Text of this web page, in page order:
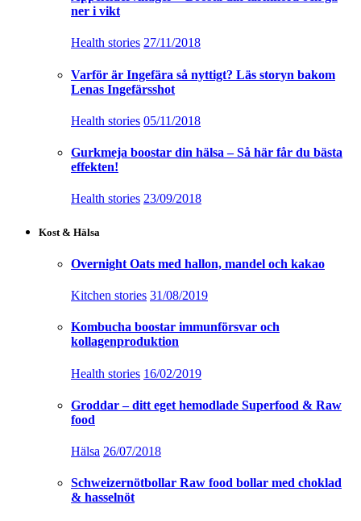
ner i vikt
Health stories 27/11/2018
Varför är Ingefära så nyttigt? Läs storyn bakom
Lenas Ingefärsshot
Health stories 05/11/2018
Gurkmeja boostar din hälsa – Så här får du bästa
effekten!
Health stories 23/09/2018
Kost & Hälsa
Overnight Oats med hallon, mandel och kakao
Kitchen stories 31/08/2019
Kombucha boostar immunförsvar och
kollagenproduktion
Health stories 16/02/2019
Groddar – ditt eget hemodlade Superfood & Raw
food
Hälsa 26/07/2018
Schweizernötbollar Raw food bollar med choklad
& hasselnöt